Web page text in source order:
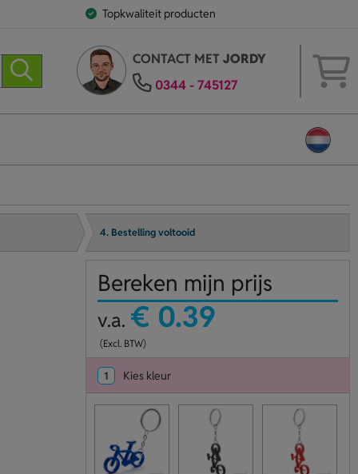
Topkwaliteit producten
CONTACT METJORDY
0344 - 745127
4. Bestelling voltooid
Bereken mijn prijs
v.a. € 0.39
(Excl. BTW)
1 Kies kleur